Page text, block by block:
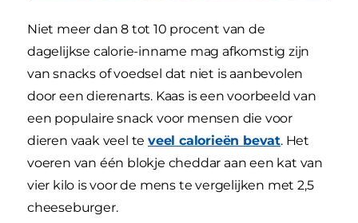
Niet meer dan 8 tot 10 procent van de
dagelijkse calorie-inname mag afkomstig zijn
van snacks of voedsel dat niet is aanbevolen
door een dierenarts. Kaas is een voorbeeld van
een populaire snack voor mensen die voor
dieren vaak veel teveel calorieën bevat. Het
voeren van één blokje cheddar aan een kat van
vier kilo is voor de mens te vergelijken met 2,5
cheeseburger.